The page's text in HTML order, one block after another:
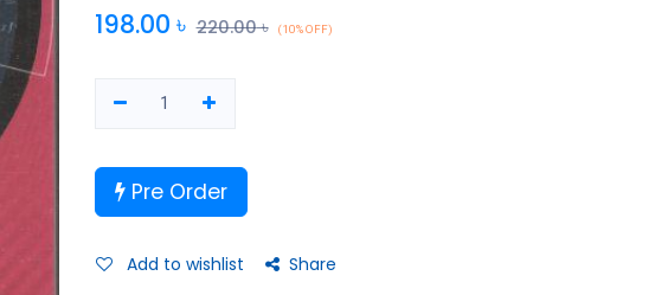
প্রসঙ্গ নিয়ই এই গ্রন্থ।
198.00 ৳ 220.00৳ (10% OFF)
Pre Order
Add to wishlist Share